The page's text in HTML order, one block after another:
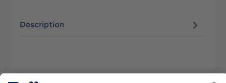
Description